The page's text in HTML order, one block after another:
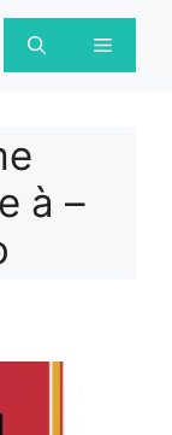
Menu
à –